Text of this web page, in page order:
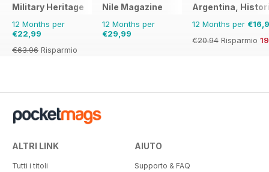
Military Heritage
12 Months per
€22,99
€63.96 Risparmio
Nile Magazine
12 Months per
€29,99
Argentina,
12 Months per
€20.94 Risparmio
ALTRI LINK
Tutti i titoli
AIUTO
Supporto & FAQ